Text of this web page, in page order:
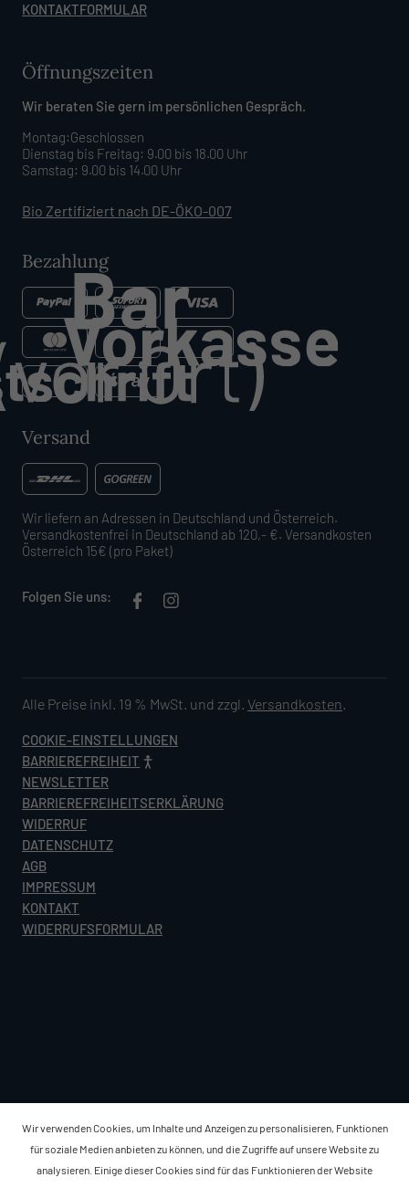
KONTAKTFORMULAR
Öffnungszeiten
Wir beraten Sie gern im persönlichen Gespräch.
Montag:Geschlossen
Dienstag bis Freitag: 9.00 bis 18.00 Uhr
Samstag: 9.00 bis 14.00 Uhr
Bio Zertifiziert nach DE-ÖKO-007
Bezahlung
Versand
Wir liefern an Adressen in Deutschland und Österreich.
Versandkostenfrei in Deutschland ab 120,- €. Versandkosten
Österreich 15€ (pro Paket)
Folgen Sie uns:
Alle Preise inkl. 19 % MwSt. und zzgl. Versandkosten.
COOKIE-EINSTELLUNGEN
BARRIEREFREIHEIT
NEWSLETTER
BARRIEREFREIHEITSERKLÄRUNG
WIDERRUF
DATENSCHUTZ
AGB
IMPRESSUM
KONTAKT
WIDERRUFSFORMULAR
Wir verwenden Cookies, um Inhalte und Anzeigen zu personalisieren, Funktionen
für soziale Medien anbieten zu können, und die Zugriffe auf unsere Website zu
analysieren. Einige dieser Cookies sind für das Funktionieren der Website